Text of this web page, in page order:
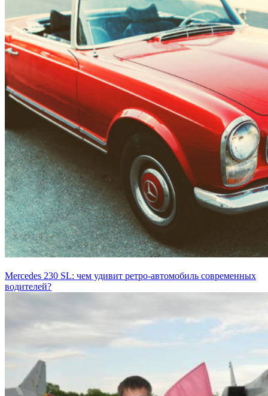
Mercedes 230 SL: чем удивит ретро-автомобиль современных
водителей?